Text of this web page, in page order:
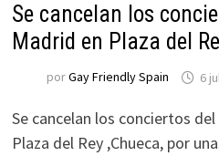
Se cancelan los
Madrid en Plaza del
porGay Friendly Spain 6
Se cancelan los conciertos
Plaza del Rey ,Chueca, por